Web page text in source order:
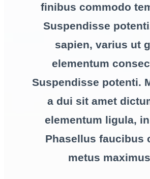
finibus commodo
Suspendisse
sapien, varius ut
elementum
Suspendisse potenti.
a dui sit amet
elementum ligula,
Phasellus faucibus
metus